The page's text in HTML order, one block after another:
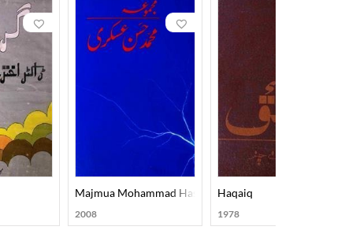
Majmua Mohammad Hasan Askari
2008
Haqaiq
1978